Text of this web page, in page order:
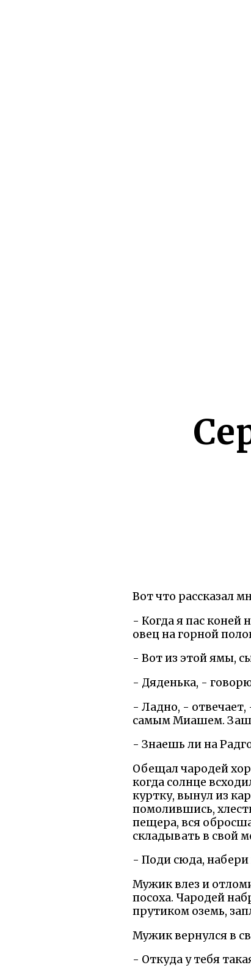
Вот что рассказал
- Когда я пас коней
овец на горной
- Вот из этой ямы,
- Дяденька, -
- Ладно, - отвечает,
самым Миашем.
- Знаешь ли на
Обещал чародей
когда солнце
куртку, вынул из
помолившись,
пещера, вся
складывать в свой
- Поди сюда, набери
Мужик влез и
посоха. Чародей
прутиком оземь,
Мужик вернулся в
- Откуда у тебя